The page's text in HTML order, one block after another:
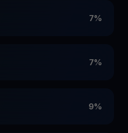
7%
7%
9%